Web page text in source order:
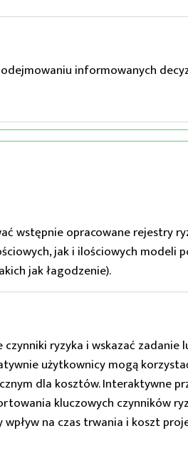
informowanych
wstępnie opracowane rejestry
jak i ilościowych modeli
jak łagodzenie).
ryzyka i wskazać zadanie
użytkownicy mogą
dla kosztów. Interaktywne
kluczowych czynników
na czas trwania i koszt